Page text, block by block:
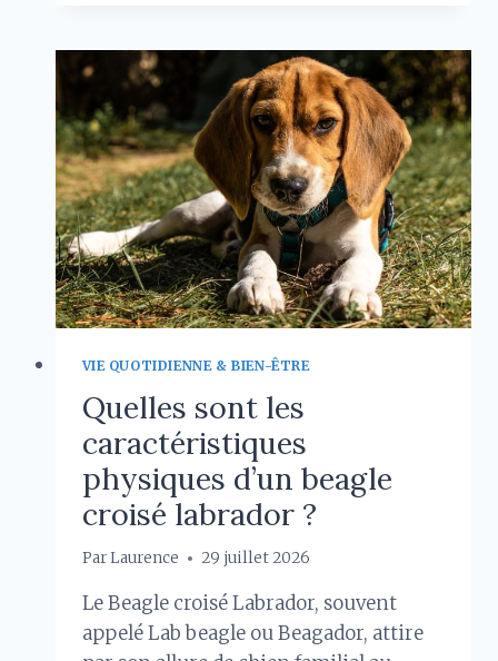
DE
CHATS
LES
PLUS
LAIDES
DU
MONDE
VIE QUOTIDIENNE & BIEN-ÊTRE
Quelles sont les
caractéristiques
physiques d’un beagle
croisé labrador ?
Par Laurence 29 juillet 2026
Le Beagle croisé Labrador, souvent
appelé Lab beagle ou Beagador, attire